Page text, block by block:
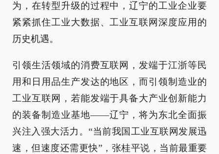
为，在转型升级的过程中，辽宁的工业企业要
紧紧抓住工业大数据、工业互联网深度应用的
历史机遇。
引领生活领域的消费互联网，发端于江浙等民
用和日用品生产发达的地区，而引领制造业的
工业互联网，若能发端于具备大产业创新能力
的装备制造业基地——辽宁，将为东北全面振
兴注入强大活力。“当前我国工业互联网发展迅
速，但速度还需更快”，张桂平说，当前最重要